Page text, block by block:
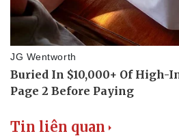
Tin liên quan